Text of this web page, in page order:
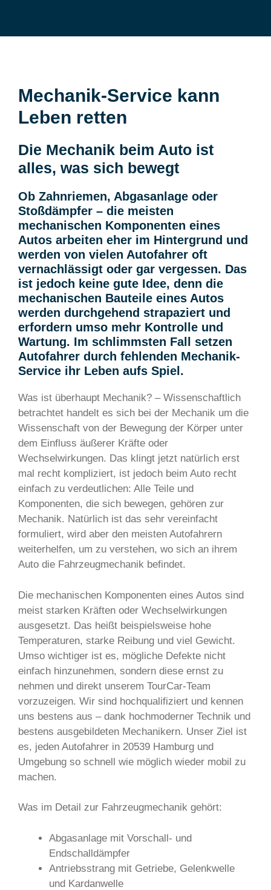
Mechanik-Service kann
Leben retten
Die Mechanik beim Auto ist
alles, was sich bewegt
Ob Zahnriemen, Abgasanlage oder
Stoßdämpfer – die meisten
mechanischen Komponenten eines
Autos arbeiten eher im Hintergrund und
werden von vielen Autofahrer oft
vernachlässigt oder gar vergessen. Das
ist jedoch keine gute Idee, denn die
mechanischen Bauteile eines Autos
werden durchgehend strapaziert und
erfordern umso mehr Kontrolle und
Wartung. Im schlimmsten Fall setzen
Autofahrer durch fehlenden Mechanik-
Service ihr Leben aufs Spiel.
Was ist überhaupt Mechanik? – Wissenschaftlich
betrachtet handelt es sich bei der Mechanik um die
Wissenschaft von der Bewegung der Körper unter
dem Einfluss äußerer Kräfte oder
Wechselwirkungen. Das klingt jetzt natürlich erst
mal recht kompliziert, ist jedoch beim Auto recht
einfach zu verdeutlichen: Alle Teile und
Komponenten, die sich bewegen, gehören zur
Mechanik. Natürlich ist das sehr vereinfacht
formuliert, wird aber den meisten Autofahrern
weiterhelfen, um zu verstehen, wo sich an ihrem
Auto die Fahrzeugmechanik befindet.
Die mechanischen Komponenten eines Autos sind
meist starken Kräften oder Wechselwirkungen
ausgesetzt. Das heißt beispielsweise hohe
Temperaturen, starke Reibung und viel Gewicht.
Umso wichtiger ist es, mögliche Defekte nicht
einfach hinzunehmen, sondern diese ernst zu
nehmen und direkt unserem TourCar-Team
vorzuzeigen. Wir sind hochqualifiziert und kennen
uns bestens aus – dank hochmoderner Technik und
bestens ausgebildeten Mechanikern. Unser Ziel ist
es, jeden Autofahrer in 20539 Hamburg und
Umgebung so schnell wie möglich wieder mobil zu
machen.
Was im Detail zur Fahrzeugmechanik gehört:
Abgasanlage mit Vorschall- und
Endschalldämpfer
Antriebsstrang mit Getriebe, Gelenkwelle
und Kardanwelle